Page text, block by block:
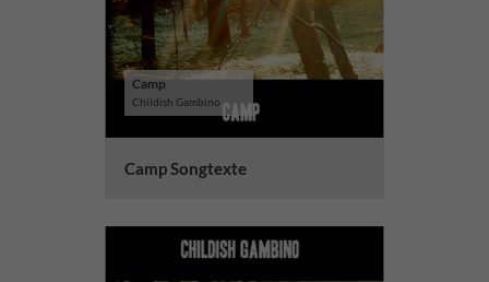
Camp
Childish Gambino
Camp Songtexte